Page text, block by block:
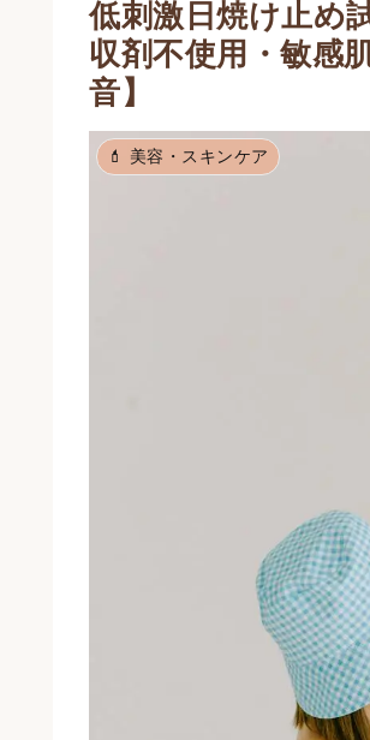
低刺激日焼け止め
収剤不使用・敏感
音】
💄 美容・スキンケア